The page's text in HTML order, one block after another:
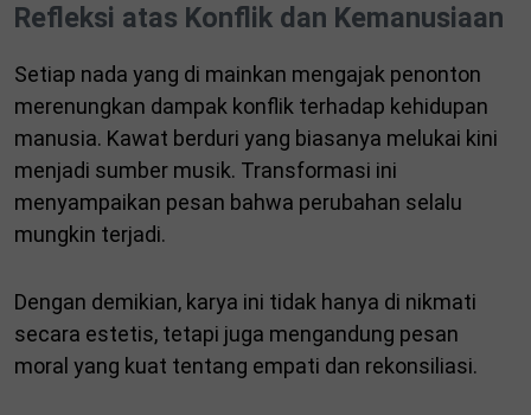
Refleksi atas Konflik dan Kemanusiaan
Setiap nada yang di mainkan mengajak penonton
merenungkan dampak konflik terhadap kehidupan
manusia. Kawat berduri yang biasanya melukai kini
menjadi sumber musik. Transformasi ini
menyampaikan pesan bahwa perubahan selalu
mungkin terjadi.
Dengan demikian, karya ini tidak hanya di nikmati
secara estetis, tetapi juga mengandung pesan
moral yang kuat tentang empati dan rekonsiliasi.